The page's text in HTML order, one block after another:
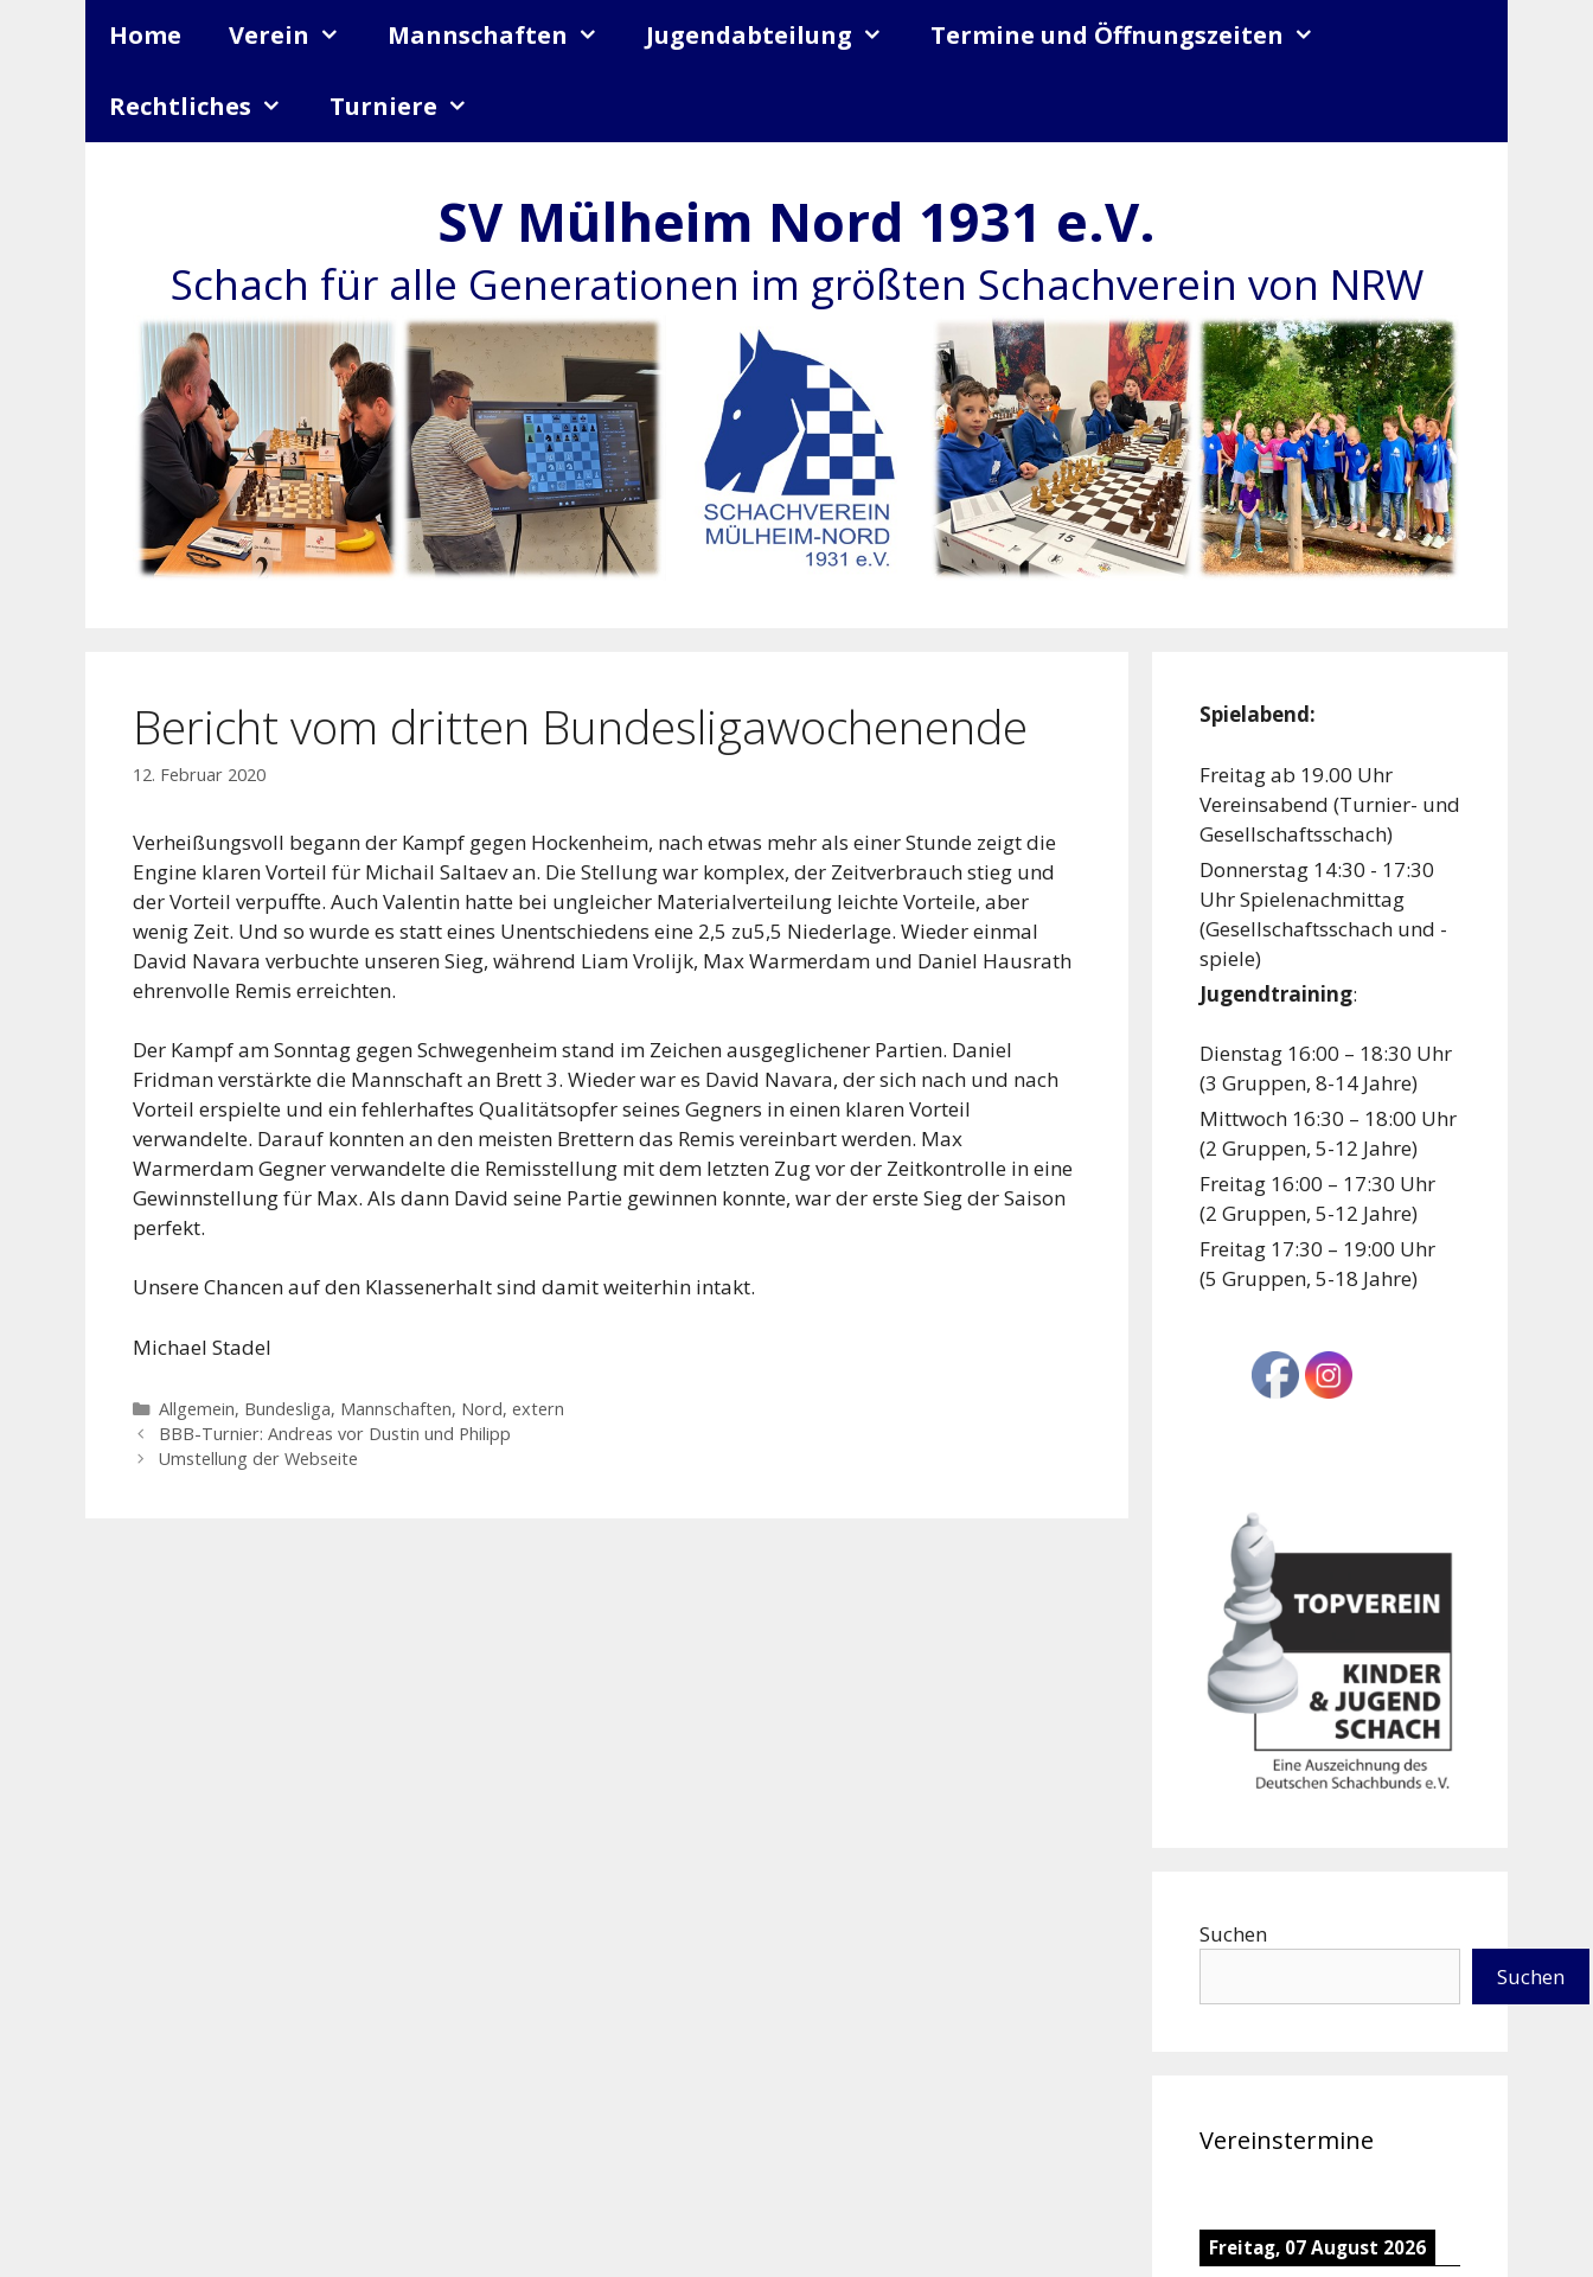
Home Verein Mannschaften Jugendabteilung Termine und Öffnungszeiten
Rechtliches Turniere
SV Mülheim Nord 1931 e.V.
Schach für alle Generationen im größten Schachverein von NRW
Bericht vom dritten Bundesligawochenende
12. Februar 2020
Verheißungsvoll begann der Kampf gegen Hockenheim, nach etwas mehr als einer Stunde zeigt die
Engine klaren Vorteil für Michail Saltaev an. Die Stellung war komplex, der Zeitverbrauch stieg und
der Vorteil verpuffte. Auch Valentin hatte bei ungleicher Materialverteilung leichte Vorteile, aber
wenig Zeit. Und so wurde es statt eines Unentschiedens eine 2,5 zu5,5 Niederlage. Wieder einmal
David Navara verbuchte unseren Sieg, während Liam Vrolijk, Max Warmerdam und Daniel Hausrath
ehrenvolle Remis erreichten.
Der Kampf am Sonntag gegen Schwegenheim stand im Zeichen ausgeglichener Partien. Daniel
Fridman verstärkte die Mannschaft an Brett 3. Wieder war es David Navara, der sich nach und nach
Vorteil erspielte und ein fehlerhaftes Qualitätsopfer seines Gegners in einen klaren Vorteil
verwandelte. Darauf konnten an den meisten Brettern das Remis vereinbart werden. Max
Warmerdam Gegner verwandelte die Remisstellung mit dem letzten Zug vor der Zeitkontrolle in eine
Gewinnstellung für Max. Als dann David seine Partie gewinnen konnte, war der erste Sieg der Saison
perfekt.
Unsere Chancen auf den Klassenerhalt sind damit weiterhin intakt.
Michael Stadel
Kategorien
Allgemein, Bundesliga, Mannschaften, Nord, extern
BBB-Turnier: Andreas vor Dustin und Philipp
Umstellung der Webseite
Spielabend:
Freitag ab 19.00 Uhr
Vereinsabend (Turnier- und
Gesellschaftsschach)
Donnerstag 14:30 - 17:30
Uhr Spielenachmittag
(Gesellschaftsschach und -
spiele)
Jugendtraining:
Dienstag 16:00 – 18:30 Uhr
(3 Gruppen, 8-14 Jahre)
Mittwoch 16:30 – 18:00 Uhr
(2 Gruppen, 5-12 Jahre)
Freitag 16:00 – 17:30 Uhr
(2 Gruppen, 5-12 Jahre)
Freitag 17:30 – 19:00 Uhr
(5 Gruppen, 5-18 Jahre)
Suchen
Suchen
Vereinstermine
Freitag, 07 August 2026